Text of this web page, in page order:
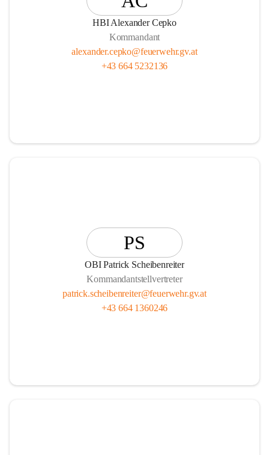
HBI Alexander Cepko
Kommandant
alexander.cepko@feuerwehr.gv.at
+43 664 5232136
PS
OBI Patrick Scheibenreiter
Kommandantstellvertreter
patrick.scheibenreiter@feuerwehr.gv.at
+43 664 1360246